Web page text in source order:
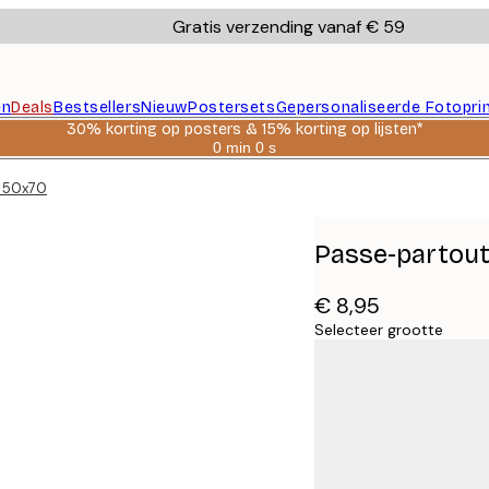
Gratis verzending vanaf € 59
DealsBestsellersNieuwPostersetsGepersonaliseerde
30% korting op posters & 15% korting op lijsten*
0 min 0 s
Geldig
Passe-
€ 8,95
Selecteer grootte